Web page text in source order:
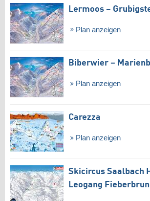
Lermoos –
Plan anzeigen
Biberwier –
Plan anzeigen
Carezza
Plan anzeigen
Skicircus Saalbach
Leogang